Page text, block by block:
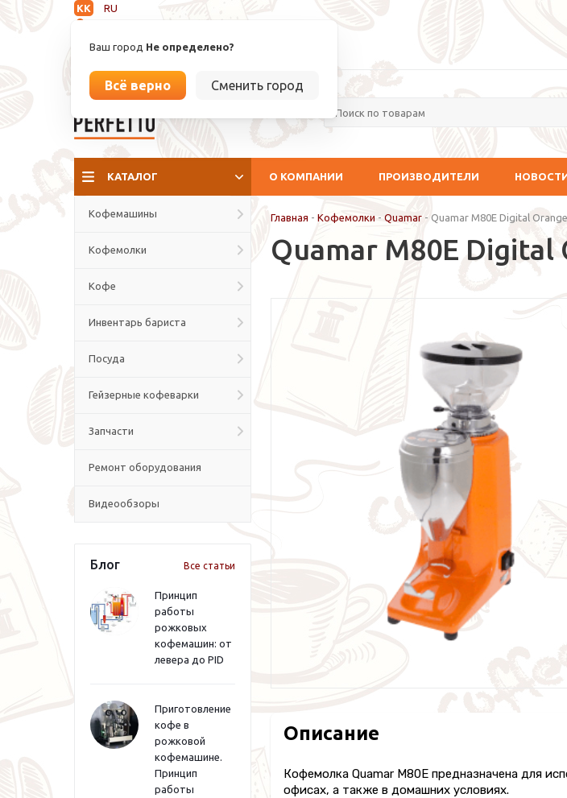
KK
RU
Ваш город Не определено?
Всё верно Сменить город
info@espressoperfetto.kz
КАТАЛОГ О КОМПАНИИ ПРОИЗВОДИТЕЛИ
Кофемашины
Кофемолки
Кофе
Инвентарь бариста
Посуда
Гейзерные кофеварки
Запчасти
Ремонт оборудования
Видеообзоры
Блог Все статьи
Принцип
работы
рожковых
кофемашин: от
левера до PID
Приготовление
кофе в
рожковой
кофемашине.
Принцип
работы
Главная - Кофемолки - Quamar - Quamar M80E Digital Orange
Quamar M80E Digital
Описание
Кофемолка Quamar M80E предназначена для
офисах, а также в домашних условиях.